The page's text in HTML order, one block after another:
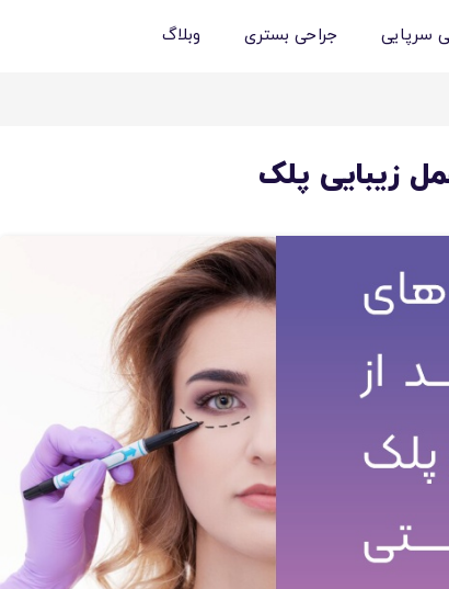
سرپایی جراحی بستری وبلاگ
زیبایی پلک